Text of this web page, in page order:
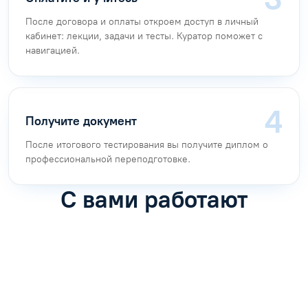
После договора и оплаты откроем доступ в личный
кабинет: лекции, задачи и тесты. Куратор поможет с
навигацией.
Получите документ
После итогового тестирования вы получите диплом о
профессиональной переподготовке.
С вами работают